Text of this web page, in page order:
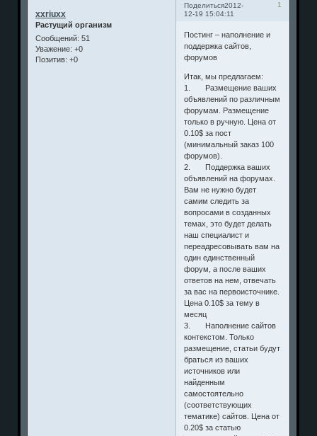
Поделиться 1
2012-
12-19 15:04:11
xxriuxx
Растущий организм
Сообщений: 51
Уважение: +0
Позитив: +0
Постинг – наполнение и
поддержка сайтов,
форумов
Итак, мы предлагаем:
1. Размещение ваших
объявлений по различным
форумам. Размещение
только в ручную. Цена от
0.10$ за пост
(минимальный заказ 100
форумов).
2. Поддержка ваших
объявлений на форумах.
Вам не нужно будет
самим следить за
вопросами в созданных
темах, это будет делать
наш специалист и
переадресовывать вам на
один единственный
форум, а после ваших
ответов на нем, отвечать
за вас на первоисточнике.
Цена 0.10$ за тему в
месяц
3. Наполнение сайтов
контекстом. Только
размещение, статьи будут
браться из ваших
источников или
найденным
самостоятельно
(соответствующих
тематике) сайтов. Цена от
0.20$ за статью